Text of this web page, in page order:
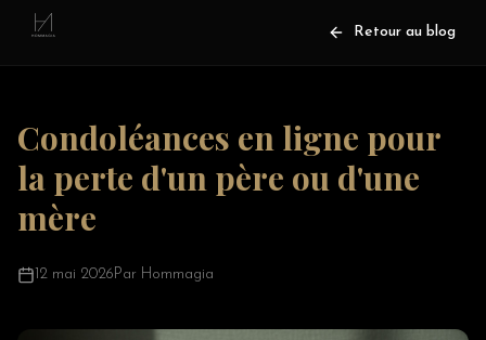
Retour au blog
Condoléances en ligne pour
la perte d'un père ou d'une
mère
12 mai 2026Par Hommagia